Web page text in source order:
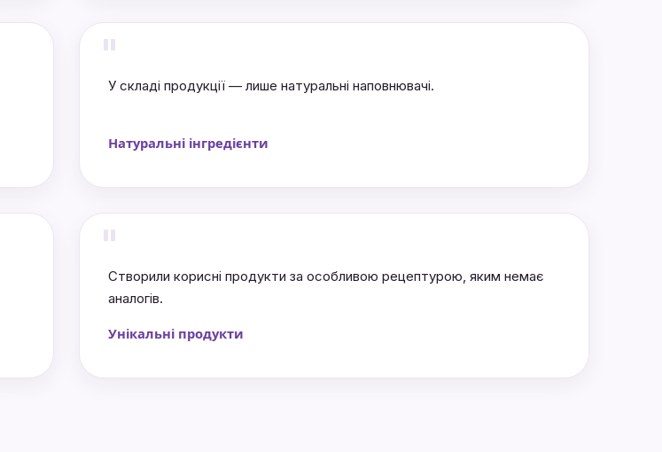
"У складі продукції — лише натуральні наповнювачі.
Натуральні інгредієнти
"
Створили корисні продукти за особливою рецептурою, яким немає
аналогів.
Унікальні продукти